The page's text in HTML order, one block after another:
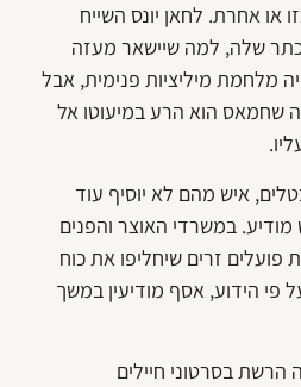
או אחרת. לחאן יונס השייח
שלה, למה שיישאר מעזה
מלחמת מיליציות פנימית, אבל
שחמאס הוא הרע במיעוטו אל
איש מהם לא יוסיף עוד
במשרדי האוצר והפנים
זרים שיחליפו את כוח
פי הידוע, אסף מודיעין במשך
הרשת בסרטוני חיילים